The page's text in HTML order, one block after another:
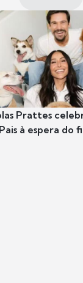
Prattes
à espera do